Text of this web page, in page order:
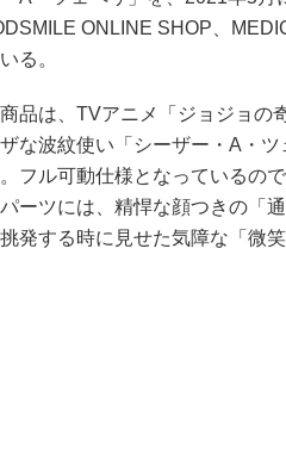
ONLINE SHOP、
る。
品は、TVアニメ「ジョジョの
ザな波紋使い「シーザー・A・
フル可動仕様となっているの
ーツには、精悍な顔つきの「
発する時に見せた気障な「微笑